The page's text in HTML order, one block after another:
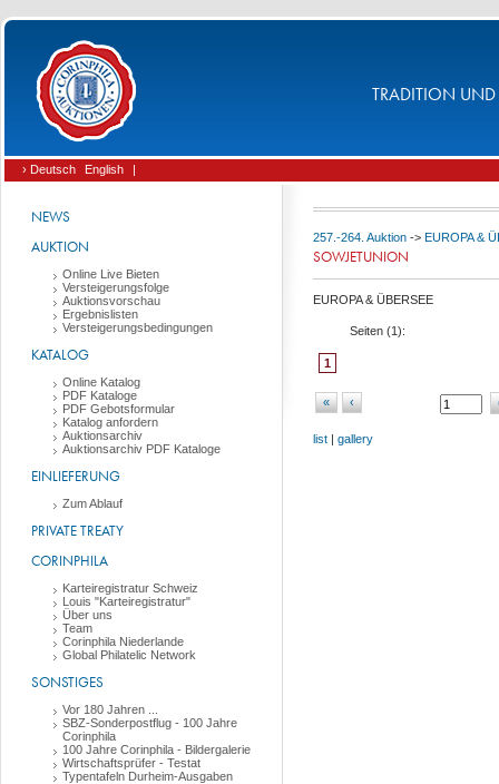
TRADITION UND
› Deutsch English |
NEWS
AUKTION
Online Live Bieten
Versteigerungsfolge
Auktionsvorschau
Ergebnislisten
Versteigerungsbedingungen
KATALOG
Online Katalog
PDF Kataloge
PDF Gebotsformular
Katalog anfordern
Auktionsarchiv
Auktionsarchiv PDF Kataloge
EINLIEFERUNG
Zum Ablauf
PRIVATE TREATY
CORINPHILA
Karteiregistratur Schweiz
Louis "Karteiregistratur"
Über uns
Team
Corinphila Niederlande
Global Philatelic Network
SONSTIGES
Vor 180 Jahren ...
SBZ-Sonderpostflug - 100 Jahre
Corinphila
100 Jahre Corinphila - Bildergalerie
Wirtschaftsprüfer - Testat
Typentafeln Durheim-Ausgaben
257.-264. Auktion -> EUROPA &
SOWJETUNION
EUROPA & ÜBERSEE
Seiten (1):
1
« ‹
list | gallery